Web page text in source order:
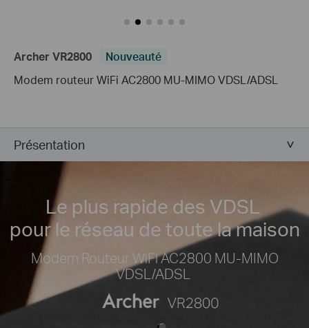
Archer VR2800
Nouveauté
Modem routeur WiFi AC2800 MU-MIMO VDSL/ADSL
Présentation
Le plus rapide des VDSL
pour le réseau de toute la maison
Modem Routeur WiFi AC2800 MU-MIMO
VDSL/ADSL